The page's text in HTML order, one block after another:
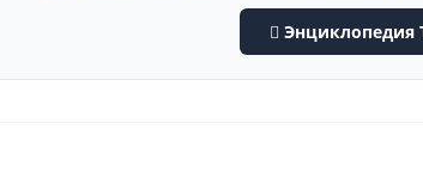
Энциклопедия